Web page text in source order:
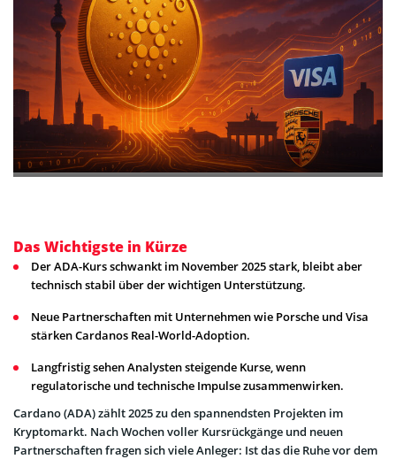
Das Wichtigste in Kürze
Der ADA-Kurs schwankt im November 2025 stark, bleibt aber
technisch stabil über der wichtigen Unterstützung.
Neue Partnerschaften mit Unternehmen wie Porsche und Visa
stärken Cardanos Real-World-Adoption.
Langfristig sehen Analysten steigende Kurse, wenn
regulatorische und technische Impulse zusammenwirken.
Cardano (ADA) zählt 2025 zu den spannendsten Projekten im
Kryptomarkt. Nach Wochen voller Kursrückgänge und neuen
Partnerschaften fragen sich viele Anleger: Ist das die Ruhe vor dem